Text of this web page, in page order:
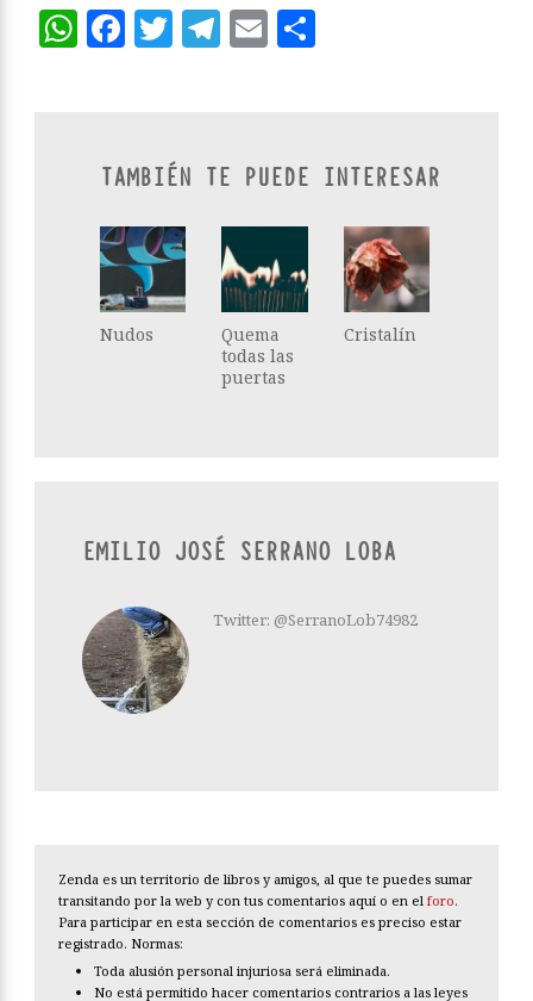
WhatsApp
Facebook
Twitter
Telegram
Email
TAMBIÉN TE PUEDE INTERESAR
Nudos
Quema
todas las
puertas
Cristalín
EMILIO JOSÉ SERRANO LOBA
Twitter: @SerranoLob74982
Zenda es un territorio de libros y amigos, al que te puedes sumar
transitando por la web y con tus comentarios aquí o en el foro.
Para participar en esta sección de comentarios es preciso estar
registrado. Normas:
Toda alusión personal injuriosa será eliminada.
No está permitido hacer comentarios contrarios a las leyes